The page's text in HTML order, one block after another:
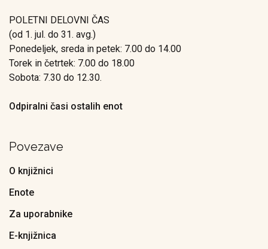
POLETNI DELOVNI ČAS
(od 1. jul. do 31. avg.)
Ponedeljek, sreda in petek: 7.00 do 14.00
Torek in četrtek: 7.00 do 18.00
Sobota: 7.30 do 12.30.
Odpiralni časi ostalih enot
Povezave
O knjižnici
Enote
Za uporabnike
E-knjižnica